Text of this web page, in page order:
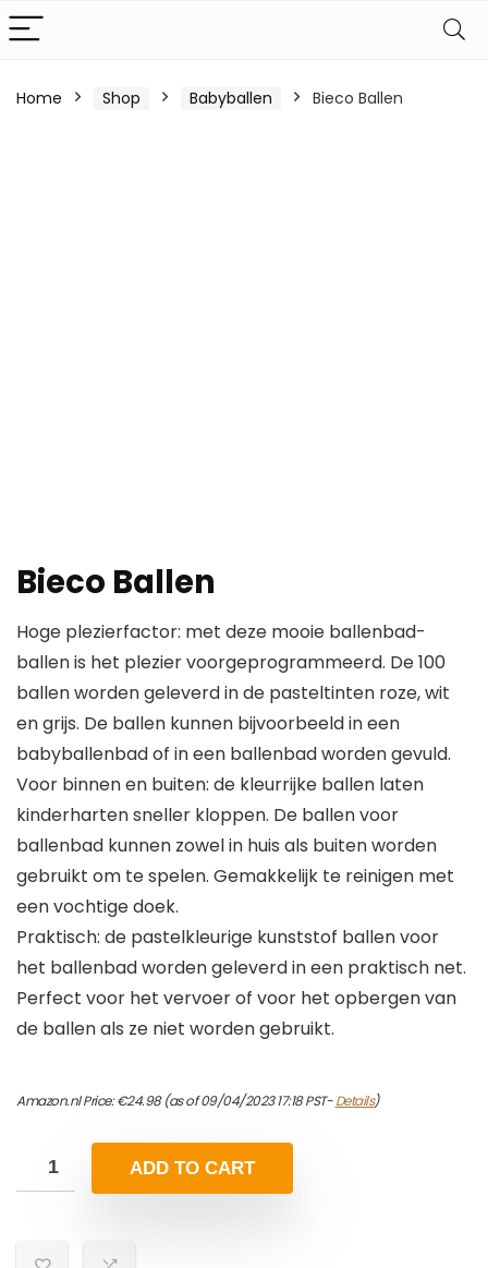
Home Shop Babyballen Bieco Ballen
Bieco Ballen
Hoge plezierfactor: met deze mooie ballenbad-
ballen is het plezier voorgeprogrammeerd. De 100
ballen worden geleverd in de pasteltinten roze, wit
en grijs. De ballen kunnen bijvoorbeeld in een
babyballenbad of in een ballenbad worden gevuld.
Voor binnen en buiten: de kleurrijke ballen laten
kinderharten sneller kloppen. De ballen voor
ballenbad kunnen zowel in huis als buiten worden
gebruikt om te spelen. Gemakkelijk te reinigen met
een vochtige doek.
Praktisch: de pastelkleurige kunststof ballen voor
het ballenbad worden geleverd in een praktisch net.
Perfect voor het vervoer of voor het opbergen van
de ballen als ze niet worden gebruikt.
Amazon.nl Price:€24.98(as of 09/04/2023 17:18 PST-Details)
ADD TO CART